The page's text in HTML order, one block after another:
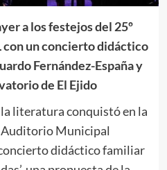
a los festejos del 25º
con un concierto didáctico
Fernández-España y
de El Ejido
la literatura conquistó en la
Auditorio Municipal
didáctico familiar